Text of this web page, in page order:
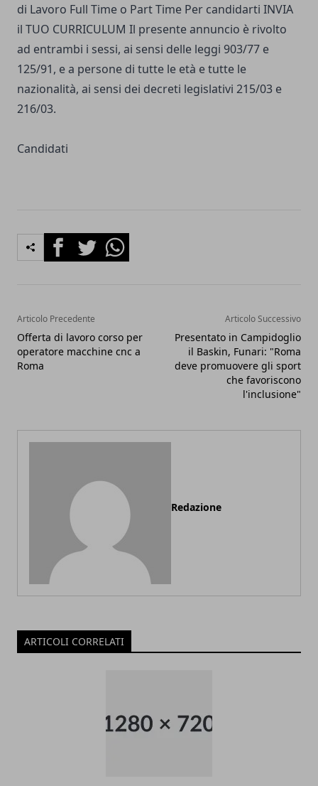
di Lavoro Full Time o Part Time Per candidarti INVIA
il TUO CURRICULUM Il presente annuncio è rivolto
ad entrambi i sessi, ai sensi delle leggi 903/77 e
125/91, e a persone di tutte le età e tutte le
nazionalità, ai sensi dei decreti legislativi 215/03 e
216/03.
Candidati
FacebookTwitterWhatsapp
Articolo Precedente
Offerta di lavoro corso per
operatore macchine cnc a
Roma
Articolo Successivo
Presentato in Campidoglio
il Baskin, Funari: "Roma
deve promuovere gli sport
che favoriscono
l'inclusione"
Redazione
ARTICOLI CORRELATI